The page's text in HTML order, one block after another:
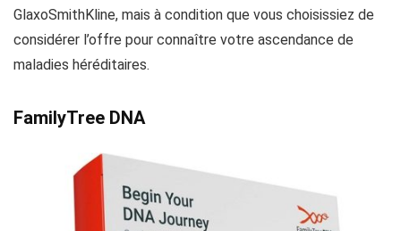
GlaxoSmithKline, mais à condition que vous choisissiez de
considérer l’offre pour connaître votre ascendance de
maladies héréditaires.
FamilyTree DNA